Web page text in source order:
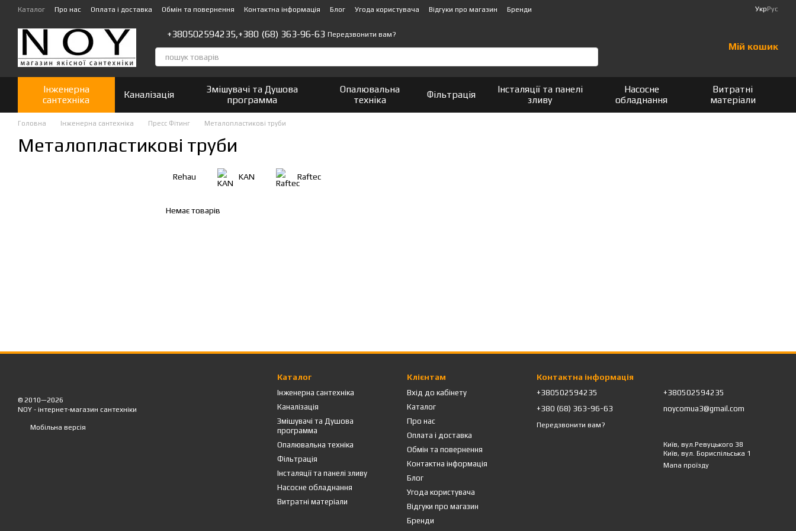
Перейти до основного контенту
Каталог Про нас Оплата і доставка Обмін та повернення Контактна інформація Блог Угода користувача Відгуки про магазин Бренди УкрРус
+380502594235,+380 (68) 363-96-63 Передзвонити вам?
Мій кошик
Інженерна
сантехніка
Каналізація
Змішувачі та Душова
программа
Опалювальна
техніка
Фільтрація
Інсталяції та панелі
зливу
Насосне
обладнання
Витратні
матеріали
Головна Інженерна сантехніка Пресс Фітинг Металопластикові труби
Металопластикові труби
Rehau KAN Raftec
Немає товарів
© 2010—2026
NOY - інтернет-магазин сантехніки
Мобільна версія
Каталог
Інженерна сантехніка
Каналізація
Змішувачі та Душова
программа
Опалювальна техніка
Фільтрація
Інсталяції та панелі зливу
Насосне обладнання
Витратні матеріали
Клієнтам
Вхід до кабінету
Каталог
Про нас
Оплата і доставка
Обмін та повернення
Контактна інформація
Блог
Угода користувача
Відгуки про магазин
Бренди
Контактна інформація
+380502594235
+380 (68) 363-96-63
Передзвонити вам?
+380502594235
noycomua3@gmail.com
Київ, вул.Ревуцького 38
Київ, вул. Бориспільська 1
Мапа проїзду